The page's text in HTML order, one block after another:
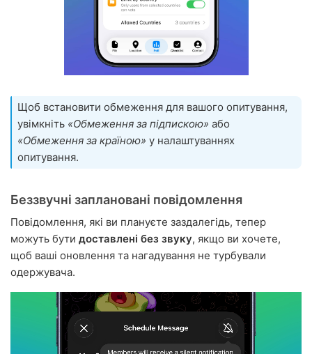
Щоб встановити обмеження для вашого опитування,
увімкніть «Обмеження за підпискою» або
«Обмеження за країною» у налаштуваннях
опитування.
Беззвучні заплановані повідомлення
Повідомлення, які ви плануєте заздалегідь, тепер
можуть бути доставлені без звуку, якщо ви хочете,
щоб ваші оновлення та нагадування не турбували
одержувача.